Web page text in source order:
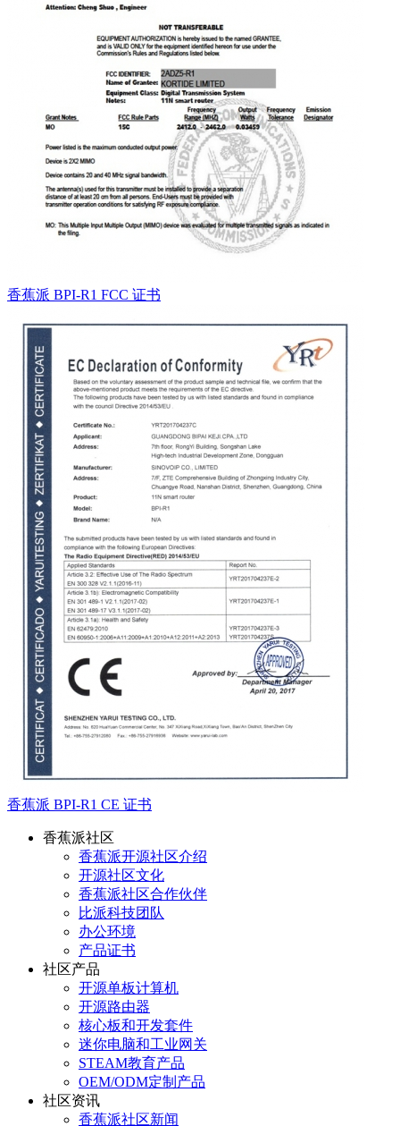
香蕉派 BPI-R1 FCC 证书
香蕉派 BPI-R1 CE 证书
香蕉派社区
香蕉派开源社区介绍
开源社区文化
香蕉派社区合作伙伴
比派科技团队
办公环境
产品证书
社区产品
开源单板计算机
开源路由器
核心板和开发套件
迷你电脑和工业网关
STEAM教育产品
OEM/ODM定制产品
社区资讯
香蕉派社区新闻